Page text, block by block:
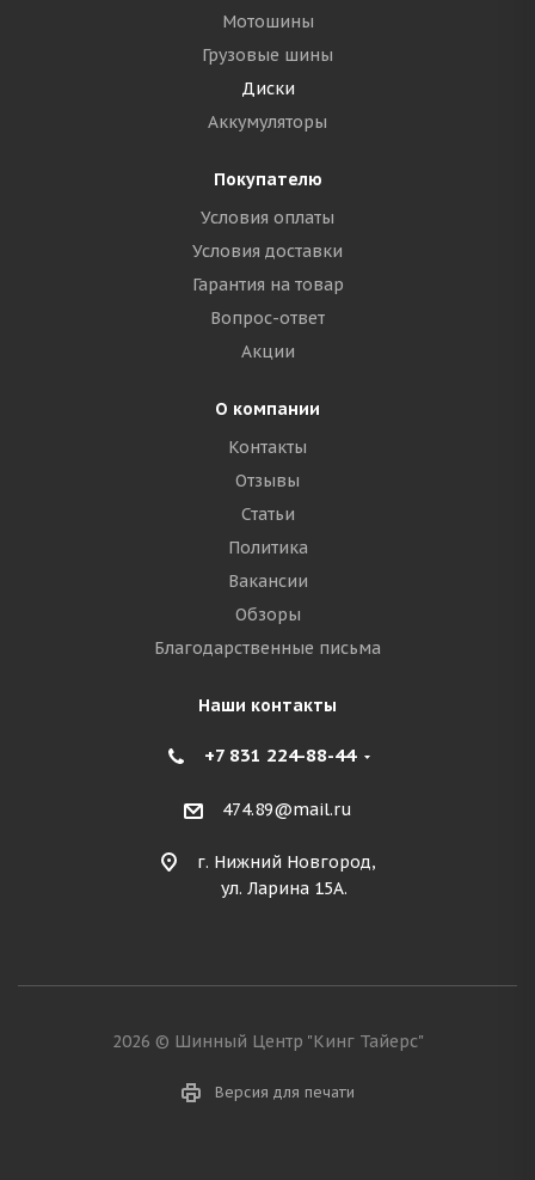
Мотошины
Грузовые шины
Диски
Аккумуляторы
Покупателю
Условия оплаты
Условия доставки
Гарантия на товар
Вопрос-ответ
Акции
О компании
Контакты
Отзывы
Статьи
Политика
Вакансии
Обзоры
Благодарственные письма
Наши контакты
+7 831 224-88-44
474.89@mail.ru
г. Нижний Новгород,
ул. Ларина 15А.
2026 © Шинный Центр "Кинг Тайерс"
Версия для печати